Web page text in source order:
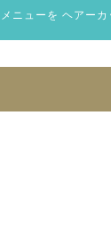
ニューを ヘアー